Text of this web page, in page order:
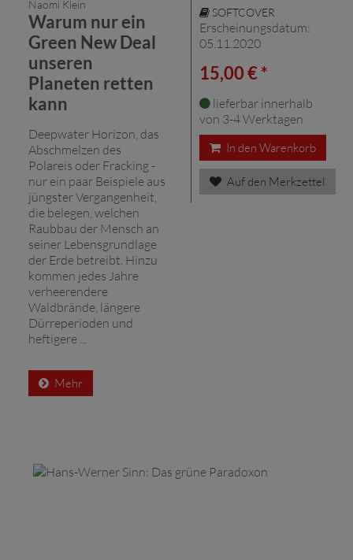
Naomi Klein
Warum nur ein
Green New Deal
unseren
Planeten retten
kann
Deepwater Horizon, das
Abschmelzen des
Polareis oder Fracking -
nur ein paar Beispiele aus
jüngster Vergangenheit,
die belegen, welchen
Raubbau der Mensch an
seiner Lebensgrundlage
der Erde betreibt. Hinzu
kommen jedes Jahre
verheerendere
Waldbrände, längere
Dürreperioden und
heftigere ...
Mehr
SOFTCOVER
Erscheinungsdatum:
05.11.2020
15,00 € *
lieferbar innerhalb
von 3-4 Werktagen
In den Warenkorb
Auf den Merkzettel